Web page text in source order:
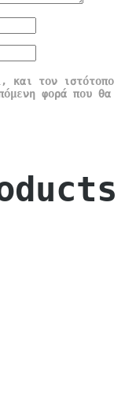
και τον ιστότοπο
φορά που θα